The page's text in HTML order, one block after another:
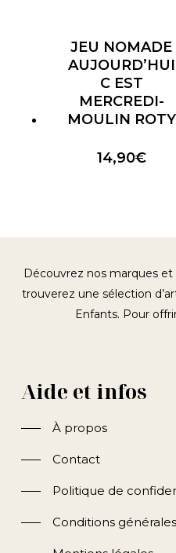
JEU NOMADE
AUJOURD’HUI
C EST
MERCREDI-
MOULIN ROTY
14,90€
Découvrez nos marques et
trouverez une sélection
Enfants. Pour
Aide et infos
À propos
Contact
Politique de
Conditions